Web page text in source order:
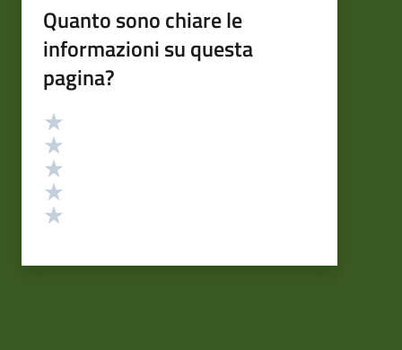
Quanto sono chiare le
informazioni su questa
pagina?
Valutazione